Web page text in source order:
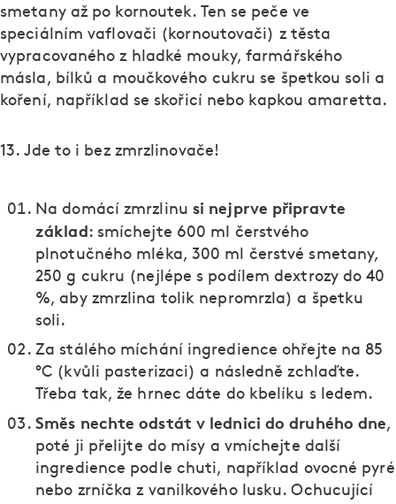
smetany až po kornoutek. Ten se peče ve
speciálním vaflovači (kornoutovači) z těsta
vypracovaného z hladké mouky, farmářského
másla, bílků a moučkového cukru se špetkou soli a
koření, například se skořicí nebo kapkou amaretta.
13. Jde to i bez zmrzlinovače!
Na domácí zmrzlinu si nejprve připravte
základ: smíchejte 600 ml čerstvého
plnotučného mléka, 300 ml čerstvé smetany,
250 g cukru (nejlépe s podílem dextrozy do 40
%, aby zmrzlina tolik nepromrzla) a špetku
soli.
Za stálého míchání ingredience ohřejte na 85
°C (kvůli pasterizaci) a následně zchlaďte.
Třeba tak, že hrnec dáte do kbelíku s ledem.
Směs nechte odstát v lednici do druhého dne,
poté ji přelijte do mísy a vmíchejte další
ingredience podle chuti, například ovocné pyré
nebo zrníčka z vanilkového lusku. Ochucující